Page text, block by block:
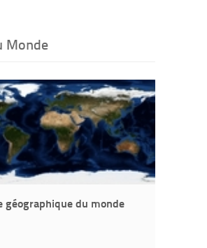
Monde
géographique du monde